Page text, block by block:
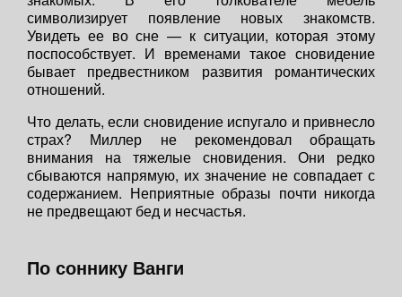
символизирует появление новых знакомств.
Увидеть ее во сне — к ситуации, которая этому
поспособствует. И временами такое сновидение
бывает предвестником развития романтических
отношений.
Что делать, если сновидение испугало и привнесло
страх? Миллер не рекомендовал обращать
внимания на тяжелые сновидения. Они редко
сбываются напрямую, их значение не совпадает с
содержанием. Неприятные образы почти никогда
не предвещают бед и несчастья.
По соннику Ванги